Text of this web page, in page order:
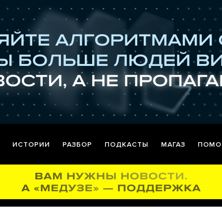
ИСТОРИИ РАЗБОР ПОДКАСТЫ МАГАЗ